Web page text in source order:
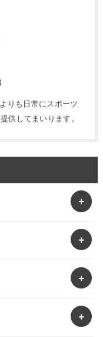
りも日常にスポーツ
供してまいります。